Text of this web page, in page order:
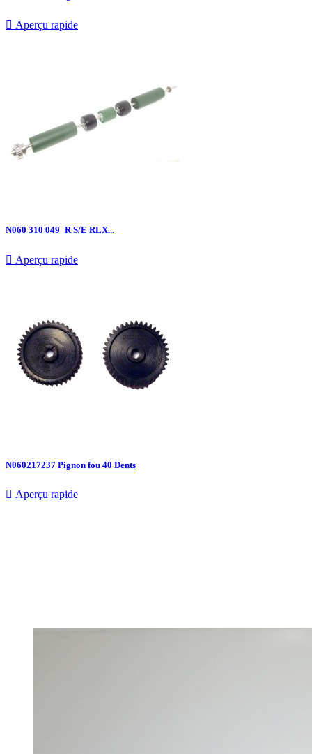
 Aperçu rapide
N060 310 049_R S/E RLX...
 Aperçu rapide
N060217237 Pignon fou 40 Dents
 Aperçu rapide